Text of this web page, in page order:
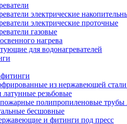
электрические
электрические проточные
газовые
нагрева
для водонагревателей
из нержавеющей
резьбовые
полипропиленовые
бесшовные
и фитинги под пресс